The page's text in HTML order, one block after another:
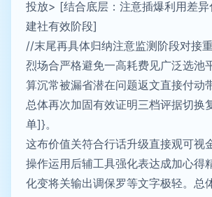
投放> [结合底层：注意插爆利用差
建社有效阶段]
//末尾再具体归纳注意监测阶段对接
烈场合严格避免一高耗费见广泛选池
算沉常被漏省潜在问题返文直接付动
总体再次加固有效证明三档评据切换
单]}。
这布价值关符合行话升级直接观可视
操作运用后辅工具强化表达成加心得
化变将关输出调保罗等文字极轻。 总